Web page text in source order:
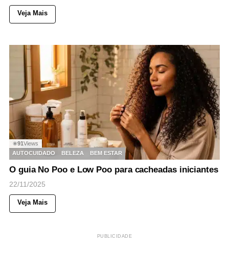
Veja Mais
◉91Views
AUTOCUIDADO
BELEZA BEM ESTAR
O guia No Poo e Low Poo para cacheadas iniciantes
22/11/2025
Veja Mais
PUBLICIDADE